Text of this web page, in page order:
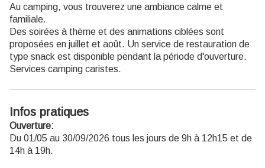
Au camping, vous trouverez une ambiance calme et
familiale.
Des soirées à thème et des animations ciblées sont
proposées en juillet et août. Un service de restauration de
type snack est disponible pendant la période d'ouverture.
Services camping caristes.
Infos pratiques
Ouverture:
Du 01/05 au 30/09/2026 tous les jours de 9h à 12h15 et de
14h à 19h.